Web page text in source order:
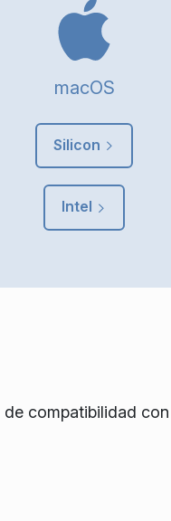
macOS
Silicon
Intel
compatibilidad